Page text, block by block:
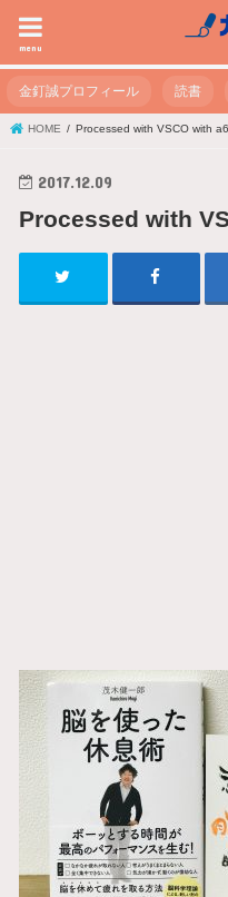
menu
金釘誠プロフィール 読書
HOME Processed with VSCO with
2017.12.09
Processed with